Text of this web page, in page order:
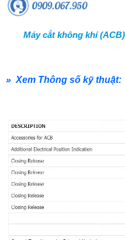
Máy cắt không khí
» Xem Thông số kỹ thuật: